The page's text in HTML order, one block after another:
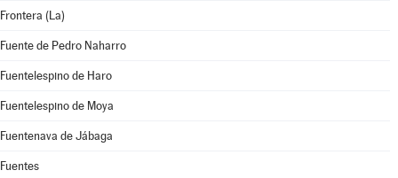
Frontera (La)
Fuente de Pedro Naharro
Fuentelespino de Haro
Fuentelespino de Moya
Fuentenava de Jábaga
Fuentes